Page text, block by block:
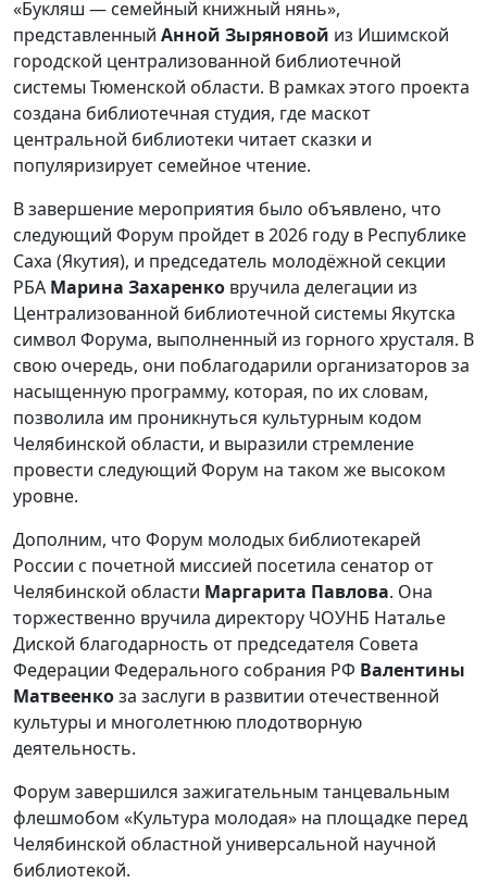
«Букляш — семейный книжный нянь»,
представленный Анной Зыряновой из Ишимской
городской централизованной библиотечной
системы Тюменской области. В рамках этого проекта
создана библиотечная студия, где маскот
центральной библиотеки читает сказки и
популяризирует семейное чтение.
В завершение мероприятия было объявлено, что
следующий Форум пройдет в 2026 году в Республике
Саха (Якутия), и председатель молодёжной секции
РБА Марина Захаренко вручила делегации из
Централизованной библиотечной системы Якутска
символ Форума, выполненный из горного хрусталя. В
свою очередь, они поблагодарили организаторов за
насыщенную программу, которая, по их словам,
позволила им проникнуться культурным кодом
Челябинской области, и выразили стремление
провести следующий Форум на таком же высоком
уровне.
Дополним, что Форум молодых библиотекарей
России с почетной миссией посетила сенатор от
Челябинской области Маргарита Павлова. Она
торжественно вручила директору ЧОУНБ Наталье
Диской благодарность от председателя Совета
Федерации Федерального собрания РФ Валентины
Матвеенкоза заслуги в развитии отечественной
культуры и многолетнюю плодотворную
деятельность.
Форум завершился зажигательным танцевальным
флешмобом «Культура молодая» на площадке перед
Челябинской областной универсальной научной
библиотекой.